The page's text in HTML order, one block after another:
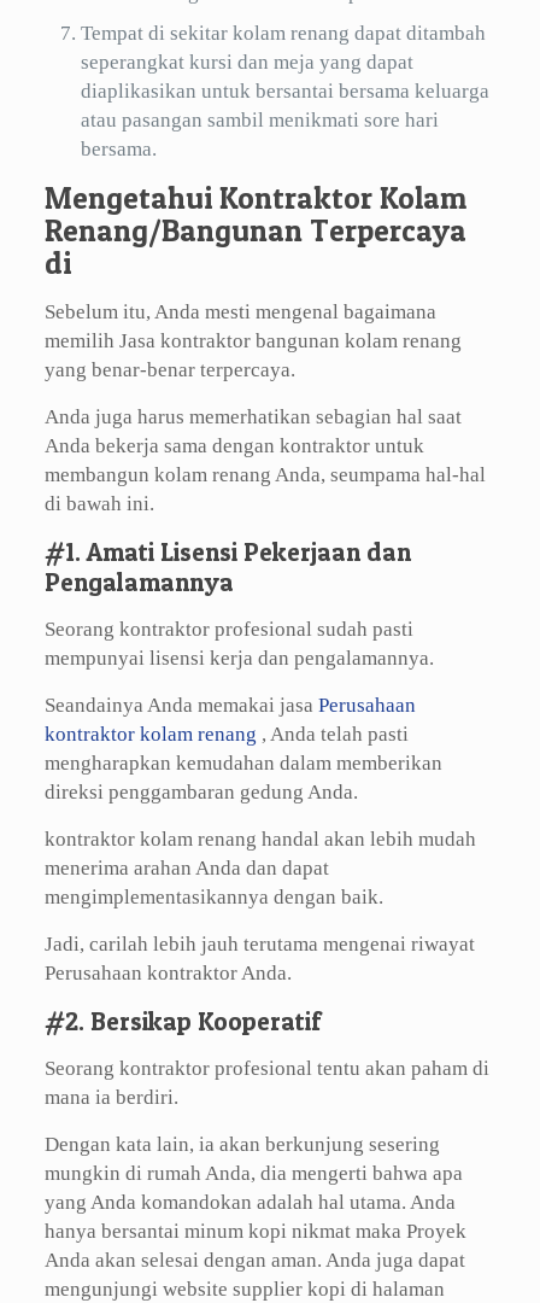
Tempat di sekitar kolam renang dapat ditambah
seperangkat kursi dan meja yang dapat
diaplikasikan untuk bersantai bersama keluarga
atau pasangan sambil menikmati sore hari
bersama.
Mengetahui Kontraktor Kolam
Renang/Bangunan Terpercaya
di
Sebelum itu, Anda mesti mengenal bagaimana
memilih Jasa kontraktor bangunan kolam renang
yang benar-benar terpercaya.
Anda juga harus memerhatikan sebagian hal saat
Anda bekerja sama dengan kontraktor untuk
membangun kolam renang Anda, seumpama hal-hal
di bawah ini.
#1. Amati Lisensi Pekerjaan dan
Pengalamannya
Seorang kontraktor profesional sudah pasti
mempunyai lisensi kerja dan pengalamannya.
Seandainya Anda memakai jasa Perusahaan
kontraktor kolam renang , Anda telah pasti
mengharapkan kemudahan dalam memberikan
direksi penggambaran gedung Anda.
kontraktor kolam renang handal akan lebih mudah
menerima arahan Anda dan dapat
mengimplementasikannya dengan baik.
Jadi, carilah lebih jauh terutama mengenai riwayat
Perusahaan kontraktor Anda.
#2. Bersikap Kooperatif
Seorang kontraktor profesional tentu akan paham di
mana ia berdiri.
Dengan kata lain, ia akan berkunjung sesering
mungkin di rumah Anda, dia mengerti bahwa apa
yang Anda komandokan adalah hal utama. Anda
hanya bersantai minum kopi nikmat maka Proyek
Anda akan selesai dengan aman. Anda juga dapat
mengunjungi website supplier kopi di halaman